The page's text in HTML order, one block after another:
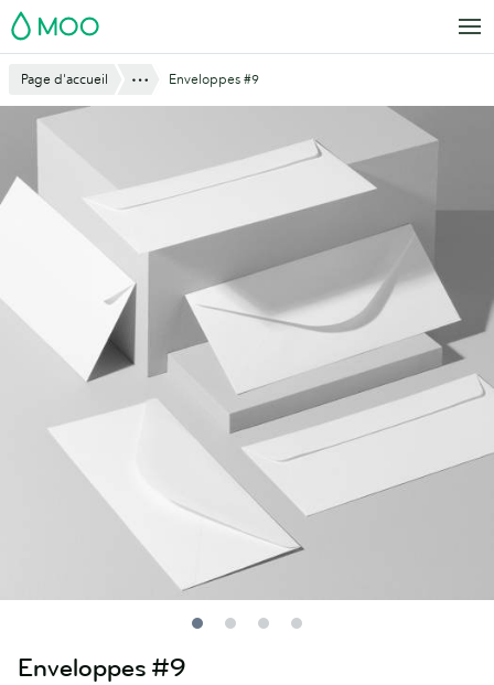
Aller
au
principal
MOO
Page d'accueil Montre tout
Enveloppes #9
Enveloppes #9